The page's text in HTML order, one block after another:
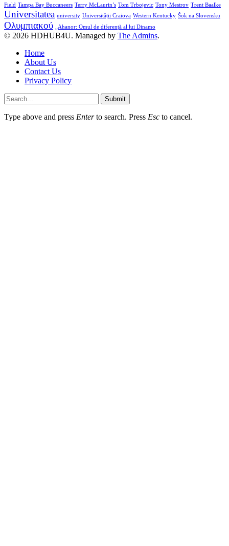
Field Tampa Bay Buccaneers Terry McLaurin’s Tom Trbojevic Tony Mestrov Trent Baalke
Universitatea university Universității Craiova Western Kentucky Šok na Slovensku
Ολυμπιακού „Ahanor: Omul de diferență al lui Dinamo
© 2026 HDHUB4U. Managed by The Admins.
Home
About Us
Contact Us
Privacy Policy
Submit
Type above and press Enterto search. Press Esc to cancel.